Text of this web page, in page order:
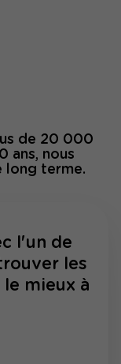
de 20 000
ans, nous
long terme.
l'un de
les
mieux à